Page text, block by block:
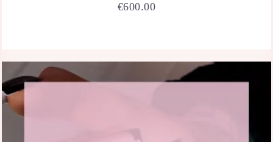
€600.00